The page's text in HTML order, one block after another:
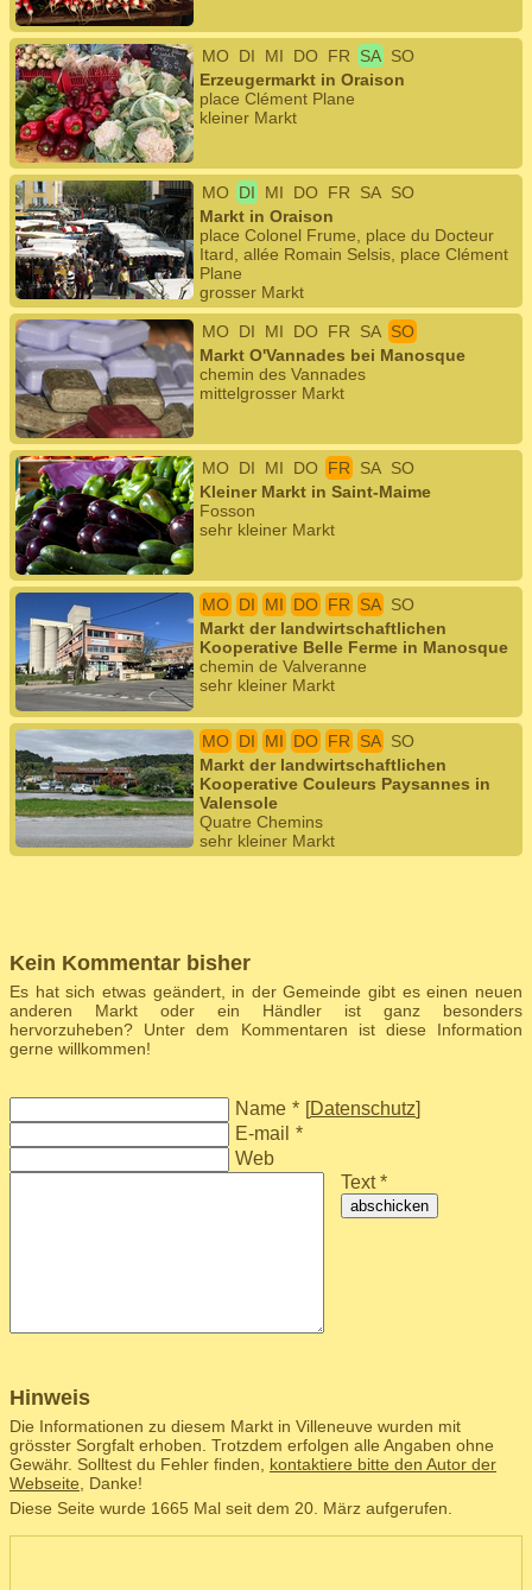
MO DI MI DO FR SA SO
Erzeugermarkt in Oraison
place Clément Plane
kleiner Markt
MO DI MI DO FR SA SO
Markt in Oraison
place Colonel Frume, place du Docteur
Itard, allée Romain Selsis, place Clément
Plane
grosser Markt
MO DI MI DO FR SA SO
Markt O'Vannades bei Manosque
chemin des Vannades
mittelgrosser Markt
MO DI MI DO FR SA SO
Kleiner Markt in Saint-Maime
Fosson
sehr kleiner Markt
MO DI MI DO FR SA SO
Markt der landwirtschaftlichen
Kooperative Belle Ferme in Manosque
chemin de Valveranne
sehr kleiner Markt
MO DI MI DO FR SA SO
Markt der landwirtschaftlichen
Kooperative Couleurs Paysannes in
Valensole
Quatre Chemins
sehr kleiner Markt
Kein Kommentar bisher
Es hat sich etwas geändert, in der Gemeinde gibt es einen neuen
anderen Markt oder ein Händler ist ganz besonders
hervorzuheben? Unter dem Kommentaren ist diese Information
gerne willkommen!
Name * [Datenschutz]
E-mail *
Web
Text *
abschicken
Hinweis
Die Informationen zu diesem Markt in Villeneuve wurden mit
grösster Sorgfalt erhoben. Trotzdem erfolgen alle Angaben ohne
Gewähr. Solltest du Fehler finden, kontaktiere bitte den Autor der
Webseite , Danke!
Diese Seite wurde 1665 Mal seit dem 20. März aufgerufen.